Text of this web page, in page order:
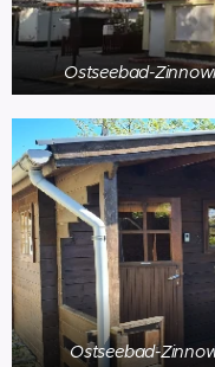
Ostseebad-
Ostseebad-